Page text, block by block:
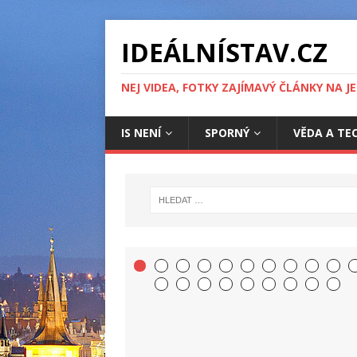
IDEÁLNÍSTAV.CZ
NEJ VIDEA, FOTKY ZAJÍMAVÝ ČLÁNKY NA
IS NENÍ SPORNÝ VĚDA A